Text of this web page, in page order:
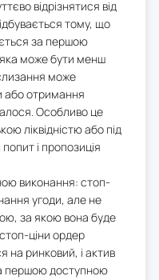
відрізнятися від
тому, що
за першою
може бути менш
може
або отримання
Особливо це
ліквідністю або під
попит і пропозиція
виконання: стоп-
угоди, але не
за якою вона буде
ціни ордер
на ринковий, і актив
першою доступною